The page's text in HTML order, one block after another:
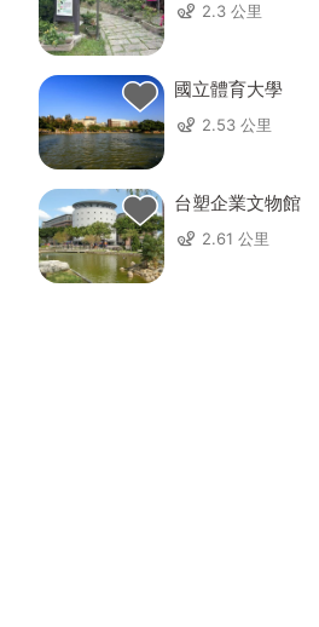
2.3 公里
國立體育大學
2.53 公里
台塑企業文物館
2.61 公里